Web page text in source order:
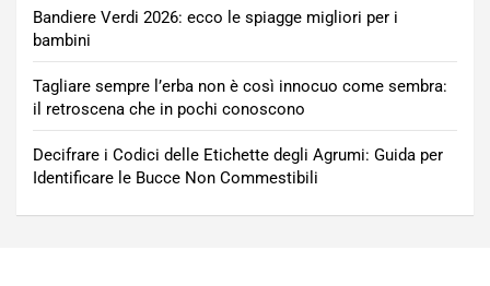
Bandiere Verdi 2026: ecco le spiagge migliori per i
bambini
Tagliare sempre l’erba non è così innocuo come sembra:
il retroscena che in pochi conoscono
Decifrare i Codici delle Etichette degli Agrumi: Guida per
Identificare le Bucce Non Commestibili